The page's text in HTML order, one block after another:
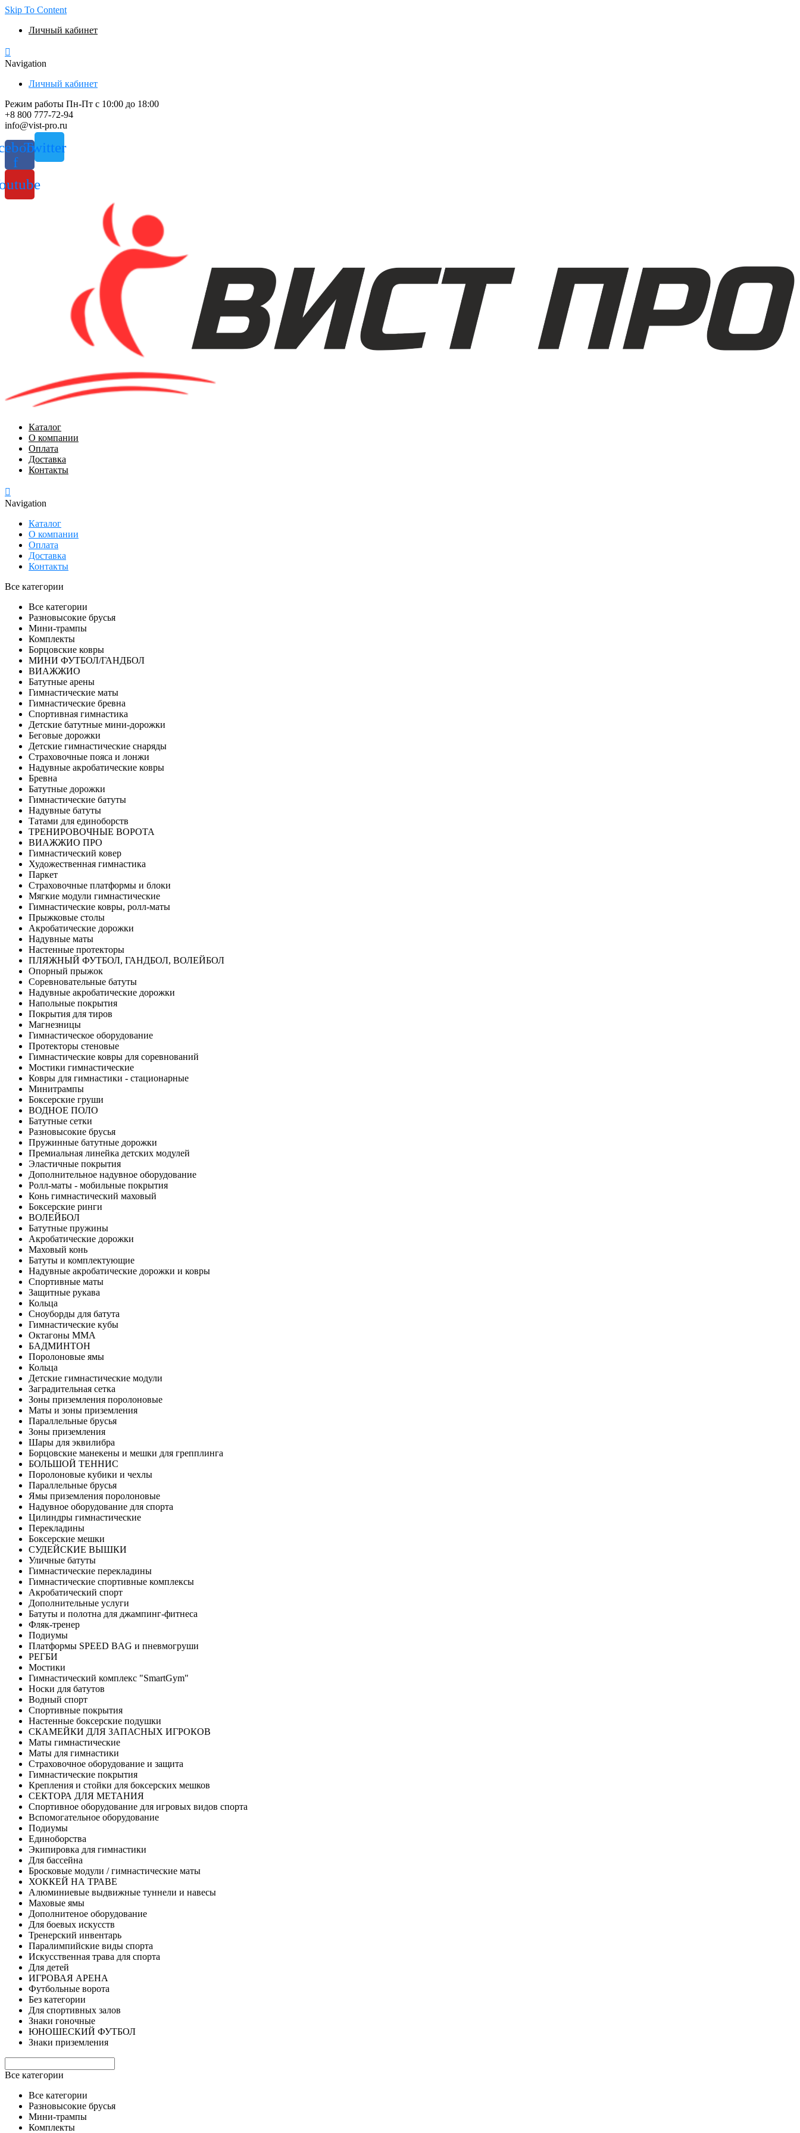
Skip To Content
Личный кабинет
Navigation
Личный кабинет
Режим работы Пн-Пт с 10:00 до 18:00
+8 800 777-72-94
info@vist-pro.ru
f
Twitter
Каталог
О компании
Оплата
Доставка
Контакты
Navigation
Каталог
О компании
Оплата
Доставка
Контакты
Все категории
Все категории
Разновысокие брусья
Мини-трампы
Комплекты
Борцовские ковры
МИНИ ФУТБОЛ/ГАНДБОЛ
ВИАЖЖИО
Батутные арены
Гимнастические маты
Гимнастические бревна
Спортивная гимнастика
Детские батутные мини-дорожки
Беговые дорожки
Детские гимнастические снаряды
Страховочные пояса и лонжи
Надувные акробатические ковры
Бревна
Батутные дорожки
Гимнастические батуты
Надувные батуты
Татами для единоборств
ТРЕНИРОВОЧНЫЕ ВОРОТА
ВИАЖЖИО ПРО
Гимнастический ковер
Художественная гимнастика
Паркет
Страховочные платформы и блоки
Мягкие модули гимнастические
Гимнастические ковры, ролл-маты
Прыжковые столы
Акробатические дорожки
Надувные маты
Настенные протекторы
ПЛЯЖНЫЙ ФУТБОЛ, ГАНДБОЛ, ВОЛЕЙБОЛ
Опорный прыжок
Соревновательные батуты
Надувные акробатические дорожки
Напольные покрытия
Покрытия для тиров
Магнезницы
Гимнастическое оборудование
Протекторы стеновые
Гимнастические ковры для соревнований
Мостики гимнастические
Ковры для гимнастики - стационарные
Минитрампы
Боксерские груши
ВОДНОЕ ПОЛО
Батутные сетки
Разновысокие брусья
Пружинные батутные дорожки
Премиальная линейка детских модулей
Эластичные покрытия
Дополнительное надувное оборудование
Ролл-маты - мобильные покрытия
Конь гимнастический маховый
Боксерские ринги
ВОЛЕЙБОЛ
Батутные пружины
Акробатические дорожки
Маховый конь
Батуты и комплектующие
Надувные акробатические дорожки и ковры
Спортивные маты
Защитные рукава
Кольца
Сноуборды для батута
Гимнастические кубы
Октагоны MMA
БАДМИНТОН
Поролоновые ямы
Кольца
Детские гимнастические модули
Заградительная сетка
Зоны приземления поролоновые
Маты и зоны приземления
Параллельные брусья
Зоны приземления
Шары для эквилибра
Борцовские манекены и мешки для грепплинга
БОЛЬШОЙ ТЕННИС
Поролоновые кубики и чехлы
Параллельные брусья
Ямы приземления поролоновые
Надувное оборудование для спорта
Цилиндры гимнастические
Перекладины
Боксерские мешки
СУДЕЙСКИЕ ВЫШКИ
Уличные батуты
Гимнастические перекладины
Гимнастические спортивные комплексы
Акробатический спорт
Дополнительные услуги
Батуты и полотна для джампинг-фитнеса
Фляк-тренер
Подиумы
Платформы SPEED BAG и пневмогруши
РЕГБИ
Мостики
Гимнастический комплекс "SmartGym"
Носки для батутов
Водный спорт
Спортивные покрытия
Настенные боксерские подушки
СКАМЕЙКИ ДЛЯ ЗАПАСНЫХ ИГРОКОВ
Маты гимнастические
Маты для гимнастики
Страховочное оборудование и защита
Гимнастические покрытия
Крепления и стойки для боксерских мешков
СЕКТОРА ДЛЯ МЕТАНИЯ
Спортивное оборудование для игровых видов спорта
Вспомогательное оборудование
Подиумы
Единоборства
Экипировка для гимнастики
Для бассейна
Бросковые модули / гимнастические маты
ХОККЕЙ НА ТРАВЕ
Алюминиевые выдвижные туннели и навесы
Маховые ямы
Дополнитеное оборудование
Для боевых искусств
Тренерский инвентарь
Паралимпийские виды спорта
Искусственная трава для спорта
Для детей
ИГРОВАЯ АРЕНА
Футбольные ворота
Без категории
Для спортивных залов
Знаки гоночные
ЮНОШЕСКИЙ ФУТБОЛ
Знаки приземления
Все категории
Все категории
Разновысокие брусья
Мини-трампы
Комплекты